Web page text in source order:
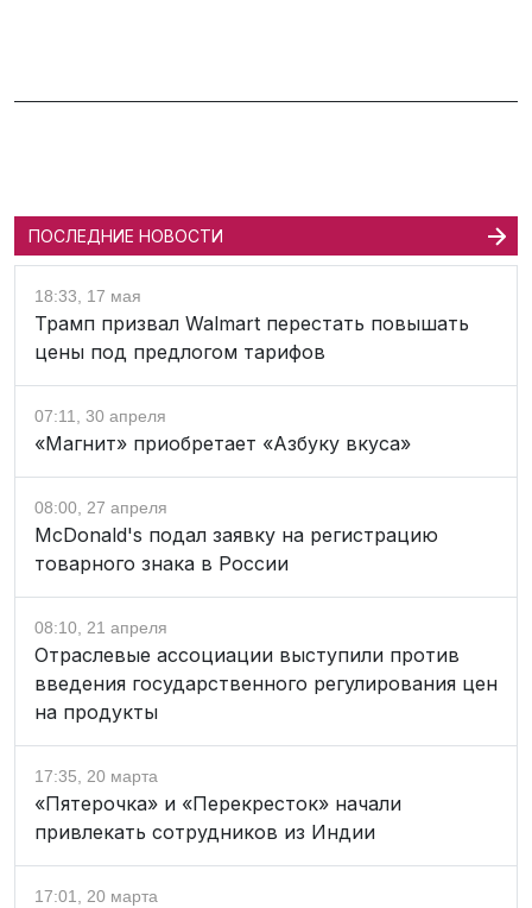
ПОСЛЕДНИЕ НОВОСТИ
18:33, 17 мая
Трамп призвал Walmart перестать повышать
цены под предлогом тарифов
07:11, 30 апреля
«Магнит» приобретает «Азбуку вкуса»
08:00, 27 апреля
McDonald's подал заявку на регистрацию
товарного знака в России
08:10, 21 апреля
Отраслевые ассоциации выступили против
введения государственного регулирования цен
на продукты
17:35, 20 марта
«Пятерочка» и «Перекресток» начали
привлекать сотрудников из Индии
17:01, 20 марта